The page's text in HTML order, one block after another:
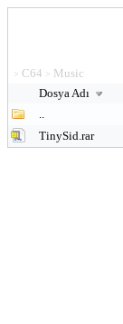
> C64 > Music
Dosya Adı
..
TinySid.rar